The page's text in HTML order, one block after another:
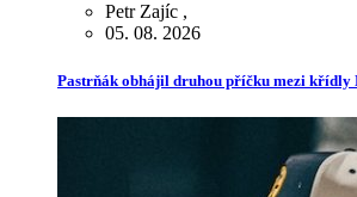
Petr Zajíc ,
05. 08. 2026
Pastrňák obhájil druhou příčku mezi křídly